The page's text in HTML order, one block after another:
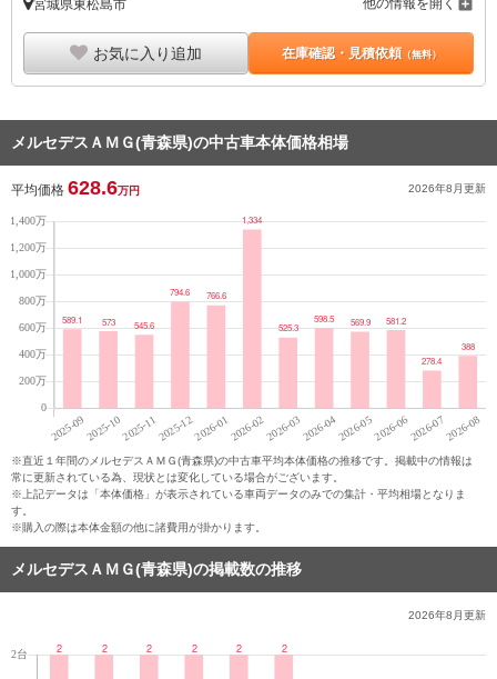
宮城県東松島市 他の情報を開く
お気に入り追加 在庫確認・見積依頼（無料）
メルセデスＡＭＧ(青森県)の中古車本体価格相場
平均価格 628.6万円 2026年8月更新
※直近１年間のメルセデスＡＭＧ(青森県)の中古車平均本体価格の推移です。掲載中の情報は
常に更新されている為、現状とは変化している場合がございます。
※上記データは「本体価格」が表示されている車両データのみでの集計・平均相場となりま
す。
※購入の際は本体金額の他に諸費用が掛かります。
メルセデスＡＭＧ(青森県)の掲載数の推移
2026年8月更新